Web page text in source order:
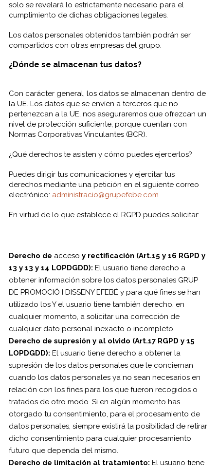
solo se revelará lo estrictamente necesario para el
cumplimiento de dichas obligaciones legales.
Los datos personales obtenidos también podrán ser
compartidos con otras empresas del grupo.
¿Dónde se almacenan tus datos?
Con carácter general, los datos se almacenan dentro de
la UE. Los datos que se envíen a terceros que no
pertenezcan a la UE, nos aseguraremos que ofrezcan un
nivel de protección suficiente, porque cuentan con
Normas Corporativas Vinculantes (BCR).
¿Qué derechos te asisten y cómo puedes ejercerlos?
Puedes dirigir tus comunicaciones y ejercitar tus
derechos mediante una petición en el siguiente correo
electrónico: administracio@grupefebe.com.
En virtud de lo que establece el RGPD puedes solicitar:
Derecho de acceso y rectificación (Art.15 y 16 RGPD y
13 y 13 y 14 LOPDGDD): El usuario tiene derecho a
obtener información sobre los datos personales GRUP
DE PROMOCIÓ I DISSENY EFEBÉ y para qué fines se han
utilizado los Y el usuario tiene también derecho, en
cualquier momento, a solicitar una corrección de
cualquier dato personal inexacto o incompleto.
Derecho de supresión y al olvido (Art.17 RGPD y 15
LOPDGDD): El usuario tiene derecho a obtener la
supresión de los datos personales que le conciernan
cuando los datos personales ya no sean necesarios en
relación con los fines para los que fueron recogidos o
tratados de otro modo. Si en algún momento has
otorgado tu consentimiento, para el procesamiento de
datos personales, siempre existirá la posibilidad de retirar
dicho consentimiento para cualquier procesamiento
futuro que dependa del mismo.
Derecho de limitación al tratamiento: El usuario tiene